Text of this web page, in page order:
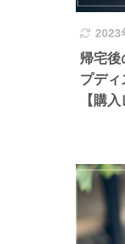
2023
帰宅
プディ
【購